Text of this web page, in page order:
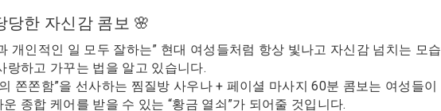
당한 자신감 콤보 🌸
개인적인 일 모두 잘하는” 현대 여성들처럼 항상 빛나고 자신감 넘치는 모습
랑하고 가꾸는 법을 알고 있습니다.
쫀쫀함”을 선사하는 찜질방 사우나 + 페이셜 마사지 60분 콤보는 여성들이
종합 케어를 받을 수 있는 “황금 열쇠”가 되어줄 것입니다.